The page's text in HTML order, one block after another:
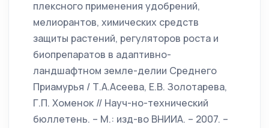
плексного применения удобрений,
мелиорантов, химических средств
защиты растений, регуляторов роста и
биопрепаратов в адаптивно-
ландшафтном земле-делии Среднего
Приамурья / Т.А.Асеева, Е.В. Золотарева,
Г.П. Хоменок // Науч-но-технический
бюллетень. – М.: изд-во ВНИИА. – 2007. –